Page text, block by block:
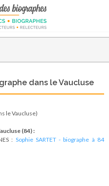
dans le Vaucluse
le Vaucluse)
(84) :
: Sophie SARTET - biographe à 84